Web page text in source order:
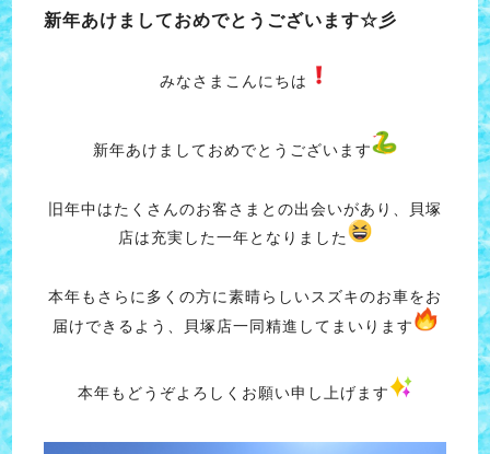
新年あけましておめでとうございます☆彡
みなさまこんにちは
新年あけましておめでとうございます
旧年中はたくさんのお客さまとの出会いがあり、貝塚
店は充実した一年となりました
本年もさらに多くの方に素晴らしいスズキのお車をお
届けできるよう、貝塚店一同精進してまいります
本年もどうぞよろしくお願い申し上げます